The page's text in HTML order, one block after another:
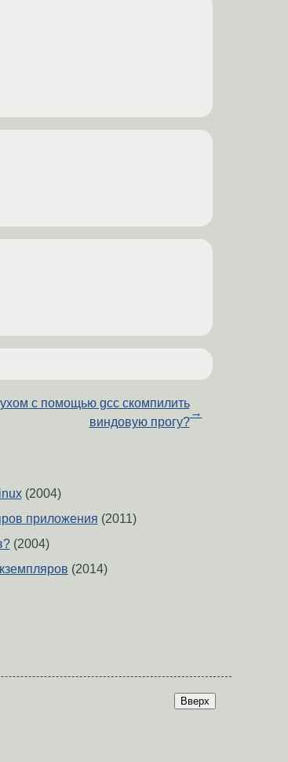
с помощью gcc скомпилить
виндовую прогу?
→
(2004)
приложения (2011)
(2004)
(2014)
Вверх